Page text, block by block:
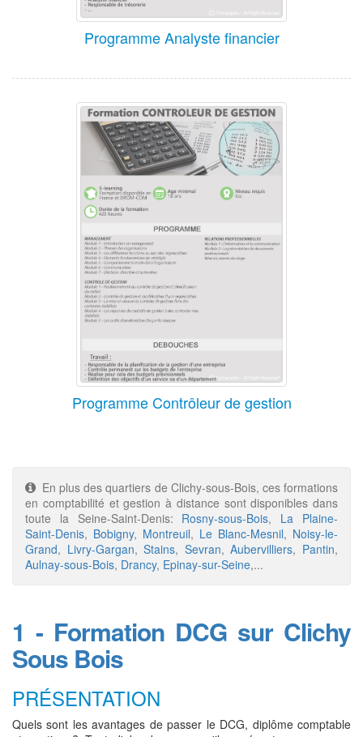
Programme Analyste financier
Programme Contrôleur de gestion
En plus des quartiers de Clichy-sous-Bois, ces formations
en comptabilité et gestion à distance sont disponibles dans
toute la Seine-Saint-Denis: Rosny-sous-Bois, La Plaine-
Saint-Denis, Bobigny, Montreuil, Le Blanc-Mesnil, Noisy-le-
Grand, Livry-Gargan,Stains, Sevran,Aubervilliers, Pantin,
Aulnay-sous-Bois, Drancy, Epinay-sur-Seine,...
1 - Formation DCG sur Clichy
Sous Bois
PRÉSENTATION
Quels sont les avantages de passer le DCG, diplôme comptable